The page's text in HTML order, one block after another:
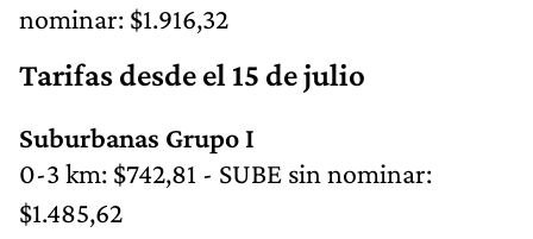
nominar: $1.916,32
Tarifas desde el 15 de julio
Suburbanas Grupo I
0-3 km: $742,81 - SUBE sin nominar:
$1.485,62